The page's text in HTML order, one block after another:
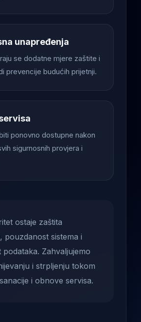
unapređenja
se dodatne mjere zaštite i
prevencije budućih prijetnji.
ponovno dostupne nakon
sigurnosnih provjera i
ostaje zaštita
pouzdanost sistema i
podataka. Zahvaljujemo
i strpljenju tokom
i obnove servisa.